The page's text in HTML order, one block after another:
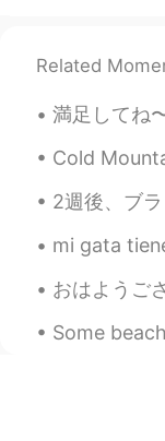
Related
満足してね〜 色んなtechniques
Cold Mountain Poem Seven
2週後、ブラックピンクのコンサートに行きます！そのた
mi gata tiene curiosidad
おはようございます。今日の大阪は晴れです。久しぶりに10